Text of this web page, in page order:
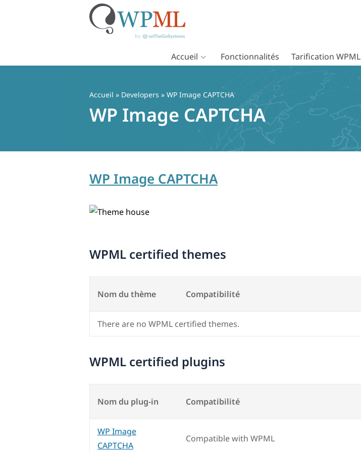
Accueil Fonctionnalités Tarification WPML
Accueil » Developers » WP Image CAPTCHA
WP Image CAPTCHA
WP Image CAPTCHA
WPML certified themes
Nom du thème Compatibilité
There are no WPML certified themes.
WPML certified plugins
Nom du plug-in Compatibilité
WP Image
CAPTCHA
Compatible with WPML